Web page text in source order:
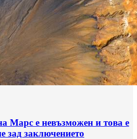
Марс е невъзможен и това е
зад заключението